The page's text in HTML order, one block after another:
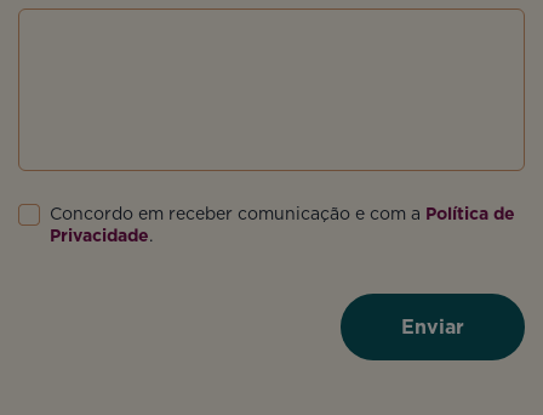
Concordo em receber comunicação e com a Política de
Privacidade.